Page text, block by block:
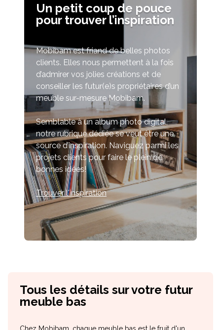
Un petit coup de pouce
pour trouver l’inspiration
Mobibam est friand de belles photos
clients. Elles nous permettent à la fois
d’admirer vos jolies créations et de
conseiller les futur(e)s propriétaires d’un
meuble sur-mesure Mobibam.
Semblable à un album photo digital,
notre rubrique dédiée se veut être une
source d’inspiration. Naviguez parmi les
projets clients pour faire le plein de
bonnes idées!
Trouver l'inspiration
Tous les détails sur votre futur
meuble bas